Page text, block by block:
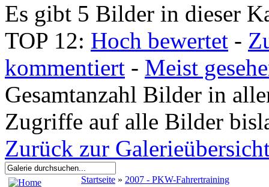
Es gibt 5 Bilder in dieser
TOP 12: Hoch bewertet -
kommentiert - Meist
Gesamtanzahl Bilder in
Zugriffe auf alle Bilder
Zurück zur
Startseite » 2007 - PKW-Fahrertraining